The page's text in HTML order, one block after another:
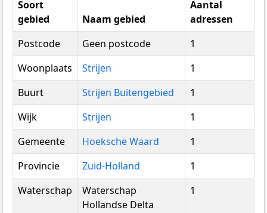
Soort
gebied
Naam gebied
Aantal
adressen
Postcode
Geen postcode
1
Woonplaats
Strijen
1
Buurt
Strijen Buitengebied
1
Wijk
Strijen
1
Gemeente
Hoeksche Waard
1
Provincie
Zuid-Holland
1
Waterschap
Waterschap
Hollandse Delta
1